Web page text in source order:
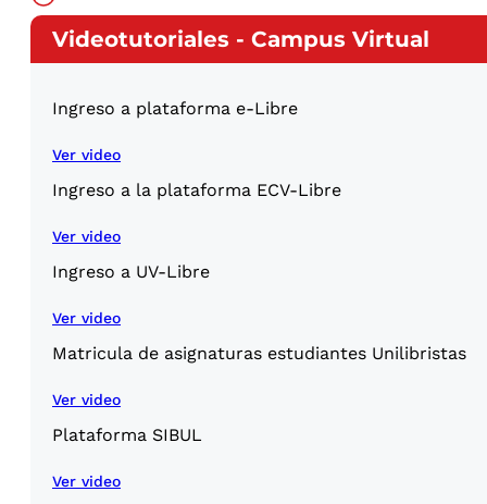
Videotutoriales - Campus Virtual
Ingreso a plataforma e-Libre
Ver video
Ingreso a la plataforma ECV-Libre
Ver video
Ingreso a UV-Libre
Ver video
Matricula de asignaturas estudiantes Unilibristas
Ver video
Plataforma SIBUL
Ver video